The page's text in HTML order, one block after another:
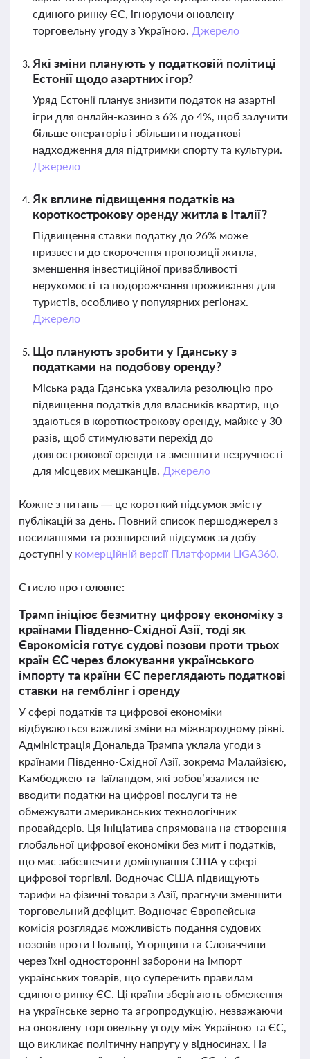
єдиного ринку ЄС, ігноруючи оновлену
торговельну угоду з Україною. Джерело
Які зміни планують у податковій політиці
Естонії щодо азартних ігор?
Уряд Естонії планує знизити податок на азартні
ігри для онлайн-казино з 6% до 4%, щоб залучити
більше операторів і збільшити податкові
надходження для підтримки спорту та культури.
Джерело
Як вплине підвищення податків на
короткострокову оренду житла в Італії?
Підвищення ставки податку до 26% може
призвести до скорочення пропозиції житла,
зменшення інвестиційної привабливості
нерухомості та подорожчання проживання для
туристів, особливо у популярних регіонах.
Джерело
Що планують зробити у Гданську з
податками на подобову оренду?
Міська рада Гданська ухвалила резолюцію про
підвищення податків для власників квартир, що
здаються в короткострокову оренду, майже у 30
разів, щоб стимулювати перехід до
довгострокової оренди та зменшити незручності
для місцевих мешканців. Джерело
Кожне з питань — це короткий підсумок змісту
публікацій за день. Повний список першоджерел з
посиланнями та розширений підсумок за добу
доступні у комерційній версії Платформи LIGA360.
Стисло про головне:
Трамп ініціює безмитну цифрову економіку з
країнами Південно-Східної Азії, тоді як
Єврокомісія готує судові позови проти трьох
країн ЄС через блокування українського
імпорту та країни ЄС переглядають податкові
ставки на гемблінг і оренду
У сфері податків та цифрової економіки
відбуваються важливі зміни на міжнародному рівні.
Адміністрація Дональда Трампа уклала угоди з
країнами Південно-Східної Азії, зокрема Малайзією,
Камбоджею та Таїландом, які зобов’язалися не
вводити податки на цифрові послуги та не
обмежувати американських технологічних
провайдерів. Ця ініціатива спрямована на створення
глобальної цифрової економіки без мит і податків,
що має забезпечити домінування США у сфері
цифрової торгівлі. Водночас США підвищують
тарифи на фізичні товари з Азії, прагнучи зменшити
торговельний дефіцит. Водночас Європейська
комісія розглядає можливість подання судових
позовів проти Польщі, Угорщини та Словаччини
через їхні односторонні заборони на імпорт
українських товарів, що суперечить правилам
єдиного ринку ЄС. Ці країни зберігають обмеження
на українське зерно та агропродукцію, незважаючи
на оновлену торговельну угоду між Україною та ЄС,
що викликає політичну напругу у відносинах. На